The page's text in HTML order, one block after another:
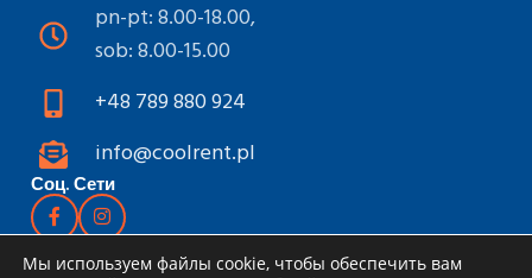
pn-pt: 8.00-18.00,
sob: 8.00-15.00
+48 789 880 924
info@coolrent.pl
Соц. Сети
Прокат инструментов
Мы используем файлы cookie, чтобы обеспечить вам